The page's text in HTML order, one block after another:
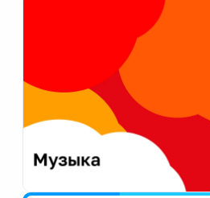
Екатеринбург
Калининград
Калуга